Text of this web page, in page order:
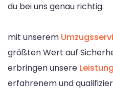
du bei uns genau richtig.
mit unserem
größten Wert auf
erbringen unsere
erfahrenem und